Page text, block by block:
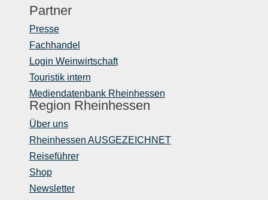
Partner
Presse
Fachhandel
Login Weinwirtschaft
Touristik intern
Mediendatenbank Rheinhessen
Region Rheinhessen
Über uns
Rheinhessen AUSGEZEICHNET
Reiseführer
Shop
Newsletter